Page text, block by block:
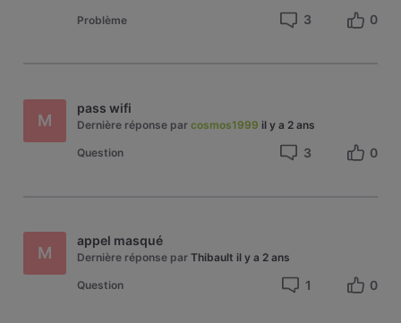
Problème 3 0
M
pass wifi
Dernière réponse par cosmos1999 il y a 2 ans
Question 3 0
M
appel masqué
Dernière réponse par Thibault il y a 2 ans
Question 1 0